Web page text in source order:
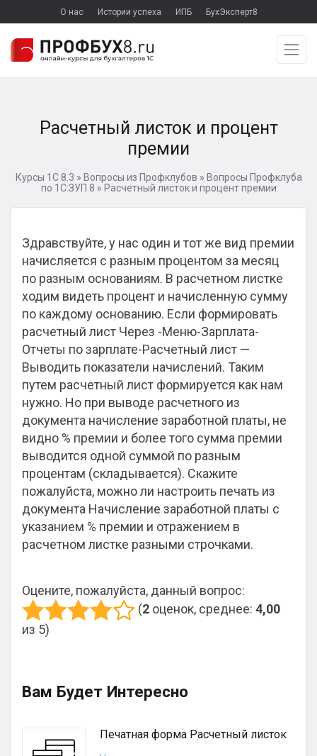
О нас Истории успеха ИПБ БухЭксперт8
Расчетный листок и процент
премии
Курсы 1С 8.3 » Вопросы из Профклубов » Вопросы Профклуба
по 1С:ЗУП 8 » Расчетный листок и процент премии
Здравствуйте, у нас один и тот же вид премии
начисляется с разным процентом за месяц
по разным основаниям. В расчетном листке
ходим видеть процент и начисленную сумму
по каждому основанию. Если формировать
расчетный лист Через -Меню-Зарплата-
Отчеты по зарплате-Расчетный лист —
Выводить показатели начислений. Таким
путем расчетный лист формируется как нам
нужно. Но при выводе расчетного из
документа начисление заработной платы, не
видно % премии и более того сумма премии
выводится одной суммой по разным
процентам (складывается). Скажите
пожалуйста, можно ли настроить печать из
документа Начисление заработной платы с
указанием % премии и отражением в
расчетном листке разными строчками.
Оцените, пожалуйста, данный вопрос:
(2 оценок, среднее: 4,00
из 5)
Вам Будет Интересно
Печатная форма Расчетный листок